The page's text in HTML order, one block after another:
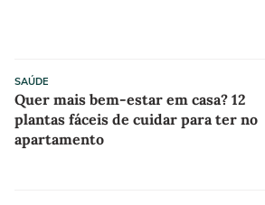
SAÚDE
Quer mais bem-estar em casa? 12
plantas fáceis de cuidar para ter no
apartamento